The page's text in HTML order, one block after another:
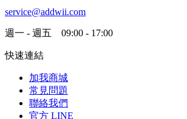
service@addwii.com
週一 - 週五 09:00 - 17:00
快速連結
加我商城
常見問題
聯絡我們
官方 LINE